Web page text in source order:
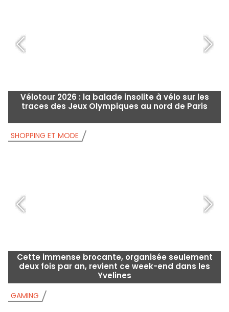
Vélotour 2026 : la balade insolite à vélo sur les
traces des Jeux Olympiques au nord de Paris
Cette immense brocante, organisée seulement
deux fois par an, revient ce week-end dans les
Yvelines
SHOPPING ET MODE
GAMING